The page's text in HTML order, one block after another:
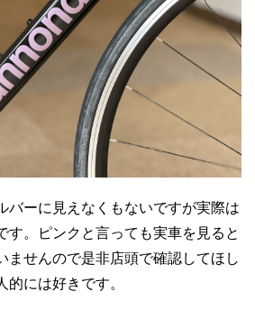
バーに見えなくもないですが実際は
す。ピンクと言っても実車を見ると
ませんので是非店頭で確認してほし
的には好きです。